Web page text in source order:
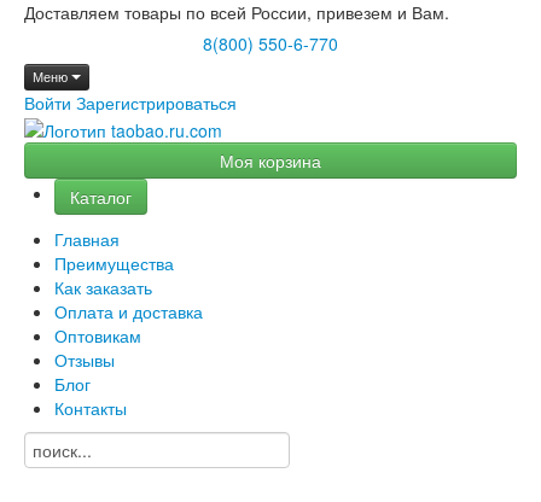
Доставляем товары по всей России, привезем и Вам.
8(800) 550-6-770
Меню
Войти Зарегистрироваться
Моя корзина
Каталог
Главная
Преимущества
Как заказать
Оплата и доставка
Оптовикам
Отзывы
Блог
Контакты